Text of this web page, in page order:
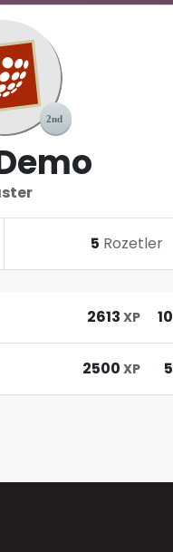
5 Rozetler
2613 XP 10
2500 XP 5